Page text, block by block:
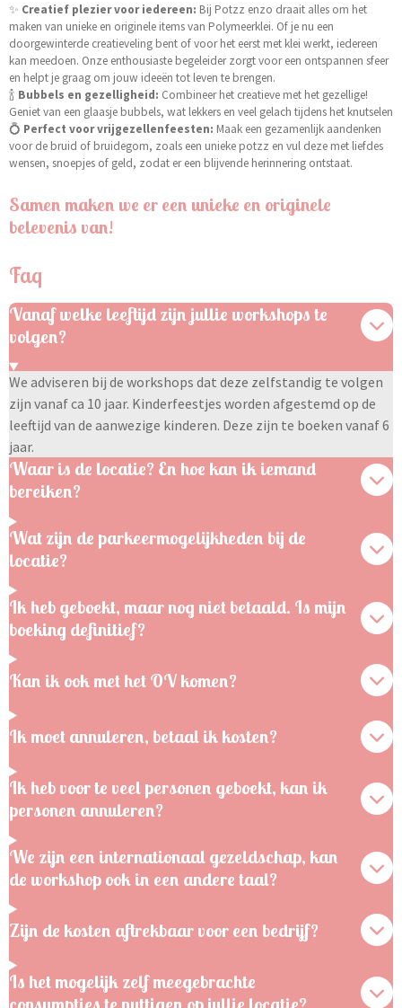
✨ Creatief plezier voor iedereen: Bij Potzz enzo draait alles om het
maken van unieke en originele items van Polymeerklei. Of je nu een
doorgewinterde creatieveling bent of voor het eerst met klei werkt, iedereen
kan meedoen. Onze enthousiaste begeleider zorgt voor een ontspannen sfeer
en helpt je graag om jouw ideeën tot leven te brengen.
🍾 Bubbels en gezelligheid: Combineer het creatieve met het gezellige!
Geniet van een glaasje bubbels, wat lekkers en veel gelach tijdens het knutselen
💍 Perfect voor vrijgezellenfeesten: Maak een gezamenlijk aandenken
voor de bruid of bruidegom, zoals een unieke potzz en vul deze met liefdes
wensen, snoepjes of geld, zodat er een blijvende herinnering ontstaat.
Samen maken we er een unieke en originele
belevenis van!
Faq
Vanaf welke leeftijd zijn jullie workshops te
volgen?
We adviseren bij de workshops dat deze zelfstandig te volgen
zijn vanaf ca 10 jaar. Kinderfeestjes worden afgestemd op de
leeftijd van de aanwezige kinderen. Deze zijn te boeken vanaf 6
jaar.
Waar is de locatie? En hoe kan ik iemand
bereiken?
Wat zijn de parkeermogelijkheden bij de
locatie?
Ik heb geboekt, maar nog niet betaald. Is mijn
boeking definitief?
Kan ik ook met het OV komen?
Ik moet annuleren, betaal ik kosten?
Ik heb voor te veel personen geboekt, kan ik
personen annuleren?
We zijn een internationaal gezeldschap, kan
de workshop ook in een andere taal?
Zijn de kosten aftrekbaar voor een bedrijf?
Is het mogelijk zelf meegebrachte